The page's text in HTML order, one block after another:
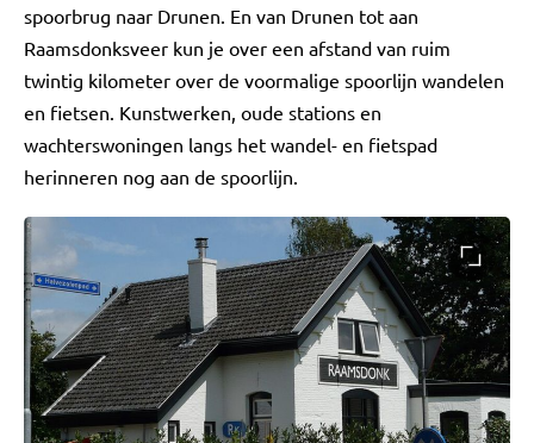
spoorbrug naar Drunen. En van Drunen tot aan
Raamsdonksveer kun je over een afstand van ruim
twintig kilometer over de voormalige spoorlijn wandelen
en fietsen. Kunstwerken, oude stations en
wachterswoningen langs het wandel- en fietspad
herinneren nog aan de spoorlijn.